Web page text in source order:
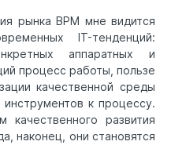
рынка BPM мне видится
IT-тенденций:
аппаратных и
процесс работы, пользе
качественной среды
к процессу.
качественного развития
наконец, они становятся